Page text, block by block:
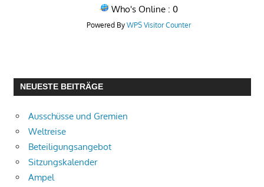
Who's Online : 0
Powered By WPS Visitor Counter
NEUESTE BEITRÄGE
Ausschüsse und Gremien
Weltreise
Beteiligungsangebot
Sitzungskalender
Ampel